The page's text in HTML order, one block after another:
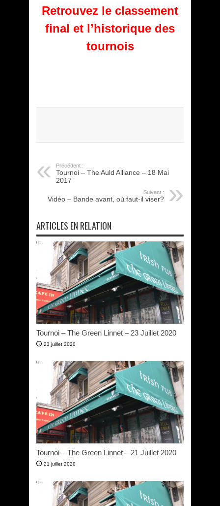
Retrouvez le classement
final et l’historique des
tournois
Précédent :
Tournoi – The Auld Alliance – 18 Mai
2017
Suivant :
Vidéo – Bande avant, où faut-il viser?
ARTICLES EN RELATION
Tournoi – The Green Linnet – 23 Juillet 2020
23 juillet 2020
Tournoi – The Green Linnet – 21 Juillet 2020
21 juillet 2020